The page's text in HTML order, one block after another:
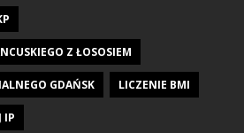
Z ŁOSOSIEM
GDAŃSK LICZENIE BMI
IP